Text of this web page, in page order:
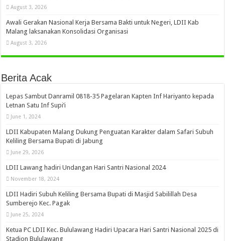
August 3, 2026
Awali Gerakan Nasional Kerja Bersama Bakti untuk Negeri, LDII Kab
Malang laksanakan Konsolidasi Organisasi
August 3, 2026
Berita Acak
Lepas Sambut Danramil 0818-35 Pagelaran Kapten Inf Hariyanto kepada
Letnan Satu Inf Supi’i
June 1, 2024
LDII Kabupaten Malang Dukung Penguatan Karakter dalam Safari Subuh
Keliling Bersama Bupati di Jabung
June 29, 2026
LDII Lawang hadiri Undangan Hari Santri Nasional 2024
November 18, 2024
LDII Hadiri Subuh Keliling Bersama Bupati di Masjid Sabilillah Desa
Sumberejo Kec. Pagak
June 25, 2024
Ketua PC LDII Kec. Bululawang Hadiri Upacara Hari Santri Nasional 2025 di
Stadion Bululawang